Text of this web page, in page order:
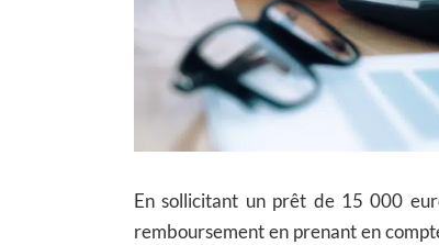
En sollicitant un prêt de 15 000
remboursement en prenant en